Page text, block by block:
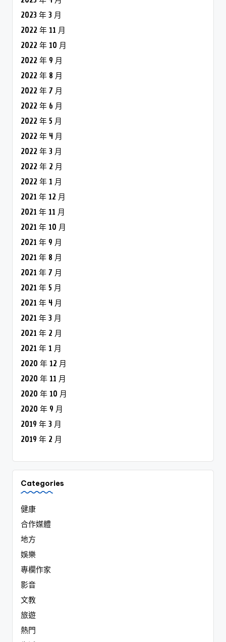
2023 年 3 月
2022 年 11 月
2022 年 10 月
2022 年 9 月
2022 年 8 月
2022 年 7 月
2022 年 6 月
2022 年 5 月
2022 年 4 月
2022 年 3 月
2022 年 2 月
2022 年 1 月
2021 年 12 月
2021 年 11 月
2021 年 10 月
2021 年 9 月
2021 年 8 月
2021 年 7 月
2021 年 5 月
2021 年 4 月
2021 年 3 月
2021 年 2 月
2021 年 1 月
2020 年 12 月
2020 年 11 月
2020 年 10 月
2020 年 9 月
2019 年 3 月
2019 年 2 月
Categories
健康
合作媒體
地方
娛樂
專欄作家
影音
文教
旅遊
熱門